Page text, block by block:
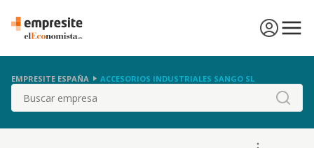
EMPRESITE ESPAÑA ACCESORIOS INDUSTRIALES SANGO SL
Buscar